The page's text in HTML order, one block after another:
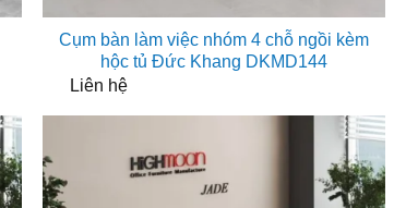
Cụm bàn làm việc nhóm 4 chỗ ngồi kèm
hộc tủ Đức Khang DKMD144
Liên hệ